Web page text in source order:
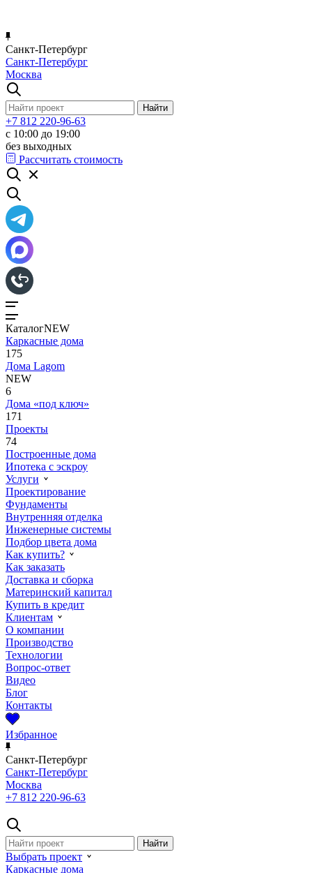
Санкт-Петербург
Санкт-Петербург
Москва
+7 812 220-96-63
с 10:00 до 19:00
без выходных
Рассчитать стоимость
КаталогNEW
Каркасные дома
175
Дома Lagom
NEW
6
Дома «под ключ»
171
Проекты
74
Построенные дома
Ипотека с эскроу
Услуги
Проектирование
Фундаменты
Внутренняя отделка
Инженерные системы
Подбор цвета дома
Как купить?
Как заказать
Доставка и сборка
Материнский капитал
Купить в кредит
Клиентам
О компании
Производство
Технологии
Вопрос-ответ
Видео
Блог
Контакты
Избранное
Санкт-Петербург
Санкт-Петербург
Москва
+7 812 220-96-63
Выбрать проект
Каркасные дома